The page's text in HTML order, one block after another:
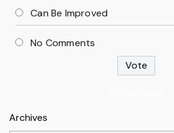
Can Be Improved
No Comments
Archives